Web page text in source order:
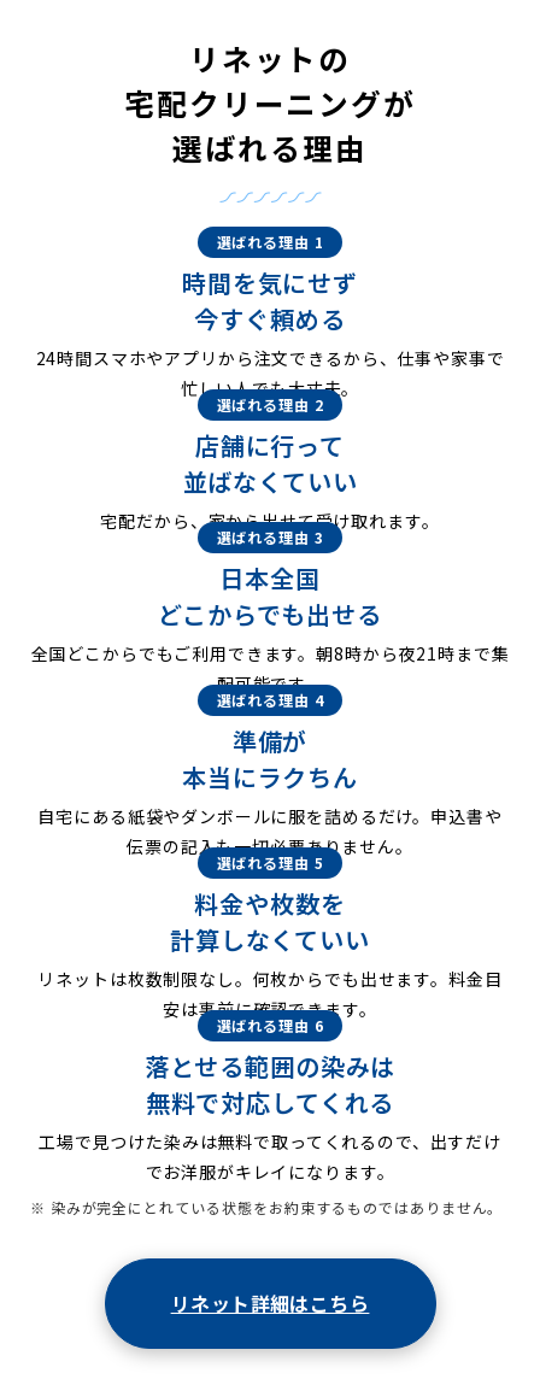
リネットの
宅配クリーニングが
選ばれる理由
選ばれる理由 1
時間を気にせず
今すぐ頼める
24時間スマホやアプリから注文できるから、仕事や家事で
忙しい人でも大丈夫。
選ばれる理由 2
店舗に行って
並ばなくていい
宅配だから、家から出せて受け取れます。
選ばれる理由 3
日本全国
どこからでも出せる
全国どこからでもご利用できます。朝8時から夜21時まで集
配可能です。
選ばれる理由 4
準備が
本当にラクちん
自宅にある紙袋やダンボールに服を詰めるだけ。申込書や
伝票の記入も一切必要ありません。
選ばれる理由 5
料金や枚数を
計算しなくていい
リネットは枚数制限なし。何枚からでも出せます。料金目
安は事前に確認できます。
選ばれる理由 6
落とせる範囲の染みは
無料で対応してくれる
工場で見つけた染みは無料で取ってくれるので、出すだけ
でお洋服がキレイになります。
※ 染みが完全にとれている状態をお約束するものではありません。
リネット詳細はこちら